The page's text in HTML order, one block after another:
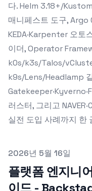
다. Helm 3.18+/
매니페스트 도구, Argo
KEDA·Karpenter 오토
이더, Operator
k0s/k3s/Talos/
k9s/Lens/Headlamp
러스터, 그리고
실전 도입 사례까지 한
Published on
2026년 5월 16일
플랫폼 엔지니
이드 -